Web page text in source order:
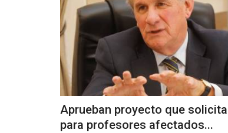
Aprueban proyecto que
para profesores afectados...